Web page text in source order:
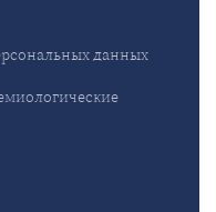
данных